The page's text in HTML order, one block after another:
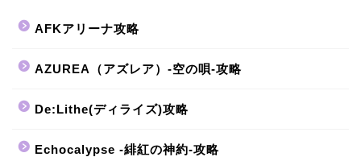
AFKアリーナ攻略
AZUREA（アズレア）-空の唄-攻略
De:Lithe(ディライズ)攻略
Echocalypse -緋紅の神約-攻略